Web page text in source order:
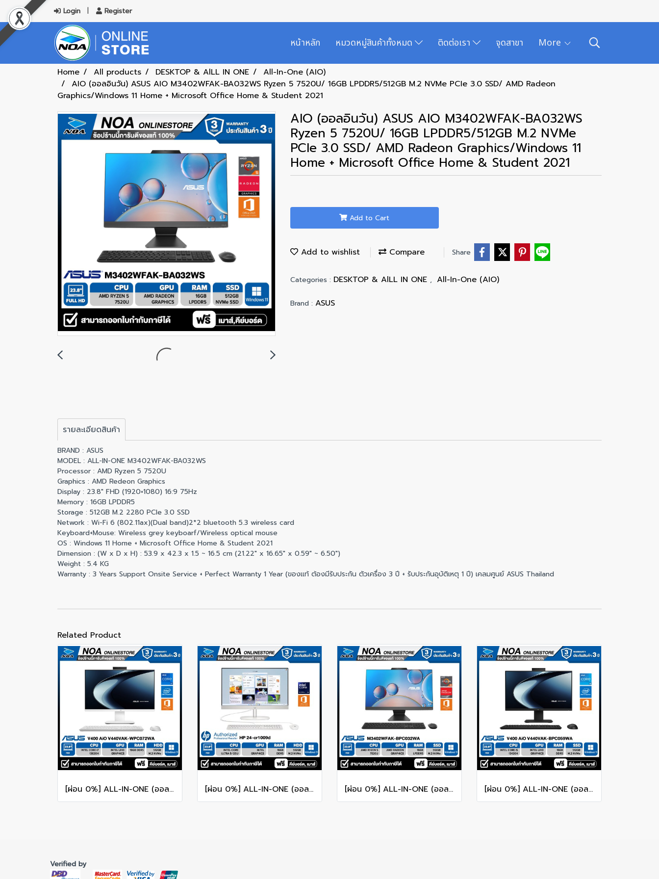
Login Register
หน้าหลัก หมวดหมู่สินค้าทั้งหมด ติดต่อเรา จุดสาขา More
Home All products DESKTOP & AlLL IN ONE
All-In-One (AIO)
AIO (ออลอินวัน) ASUS AIO M3402WFAK-BA032WS Ryzen 5 7520U/ 16GB LPDDR5/512GB M.2 NVMe PCIe 3.0 SSD/ AMD Radeon
Graphics/Windows 11 Home + Microsoft Office Home & Student 2021
AIO (ออลอินวัน) ASUS AIO M3402WFAK-BA032WS
Ryzen 5 7520U/ 16GB LPDDR5/512GB M.2 NVMe
PCIe 3.0 SSD/ AMD Radeon Graphics/Windows 11
Home + Microsoft Office Home & Student 2021
Add to Cart
Add to wishlist Compare Share
Categories : DESKTOP & AlLL IN ONE , All-In-One (AIO)
Brand : ASUS
รายละเอียดสินค้า
BRAND : ASUS
MODEL : ALL-IN-ONE M3402WFAK-BA032WS
Processor : AMD Ryzen 5 7520U
Graphics : AMD Redeon Graphics
Display : 23.8″ FHD (1920×1080) 16:9 75Hz
Memory : 16GB LPDDR5
Storage : 512GB M.2 2280 PCIe 3.0 SSD
Network : Wi-Fi 6 (802.11ax)(Dual band)2*2 bluetooth 5.3 wireless card
Keyboard+Mouse: Wireless grey keyboarf/Wireless optical mouse
OS : Windows 11 Home + Microsoft Office Home & Student 2021
Dimension : (W x D x H) : 53.9 x 42.3 x 1.5 ~ 16.5 cm (21.22″ x 16.65″ x 0.59″ ~ 6.50″)
Weight : 5.4 KG
Warranty : 3 Years Support Onsite Service + Perfect Warranty 1 Year (ของแท้ ต้องมีรับประกัน ตัวเครื่อง 3 ปี + รับประกันอุบัติเหตุ 1 ปี) เคลมศูนย์ ASUS Thailand
Related Product
[ผ่อน 0%] ALL-IN-ONE (ออลอินวัน) ASUS AIO V400 AiO V440VAK-WPC072WA 23.8" FHD/CORE i7-13620H/RAM 16GB/SSD 512GB/WINDOWS 11+MS OFFICE รับประกันซ่อมฟรีถึงบ้าน 3ปี [ผ่อน 0%] ALL-IN-ONE (ออลอินวัน) HP 24-CR1009D 23.8" FHD/CORE Ultra 5-125U/RAM 16GB/SSD 512GB/WINDOWS 11 รับประกันซ่อมฟรีถึงบ้าน 3ปี [ผ่อน 0%] ALL-IN-ONE (ออลอินวัน) ASUS M3402WFAK-BPC032WA RYZEN 5-7520U/16GB/512GB/WINDOWS 11+MS OFFICE 23.8" FHD รับประกันซ่อมฟรีถึงบ้าน 3ปี [ผ่อน 0%] ALL-IN-ONE (ออลอินวัน) ASUS V400 AiO V440VAK-BPC059WA 23.8" FHD/CORE i5-13420H/16GB/512GB/WINDOWS 11+MS OFFICE รับประกันซ่อมฟรีถึงบ้าน 3ปี
Verified by